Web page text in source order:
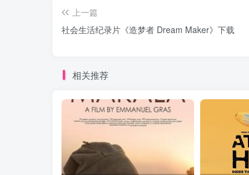
上一篇
社会生活纪录片《造梦者 Dream Maker》下载
相关推荐